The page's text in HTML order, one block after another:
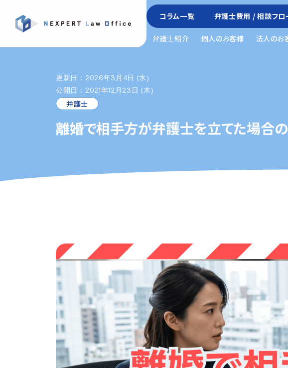
コラム一覧 弁護士費用 / 相談フロ
弁護士紹介 個人のお客様 法人のお
更新日：2026年3月4日 (水)
公開日：2021年12月23日 (木)
弁護士
離婚で相手方が弁護士を立てた場合